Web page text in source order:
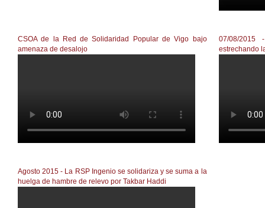
CSOA de la Red de Solidaridad Popular de Vigo bajo
amenaza de desalojo
07/08/2015
estrechando
Agosto 2015 - La RSP Ingenio se solidariza y se suma a la
huelga de hambre de relevo por Takbar Haddi